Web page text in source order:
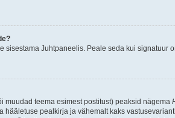
sisestama Juhtpaneelis. Peale seda kui signatuur
muudad teema esimest postitust) peaksid nägema
pealkirja ja vähemalt kaks